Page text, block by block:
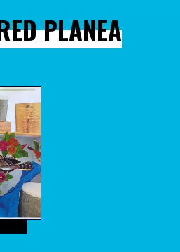
PLANEA